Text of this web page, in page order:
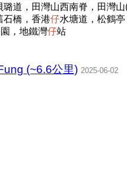
道，田灣山西南脊，田灣
石橋，香港仔水塘道，松鶴
，地鐵灣仔站
(~6.6公里) 2025-06-02